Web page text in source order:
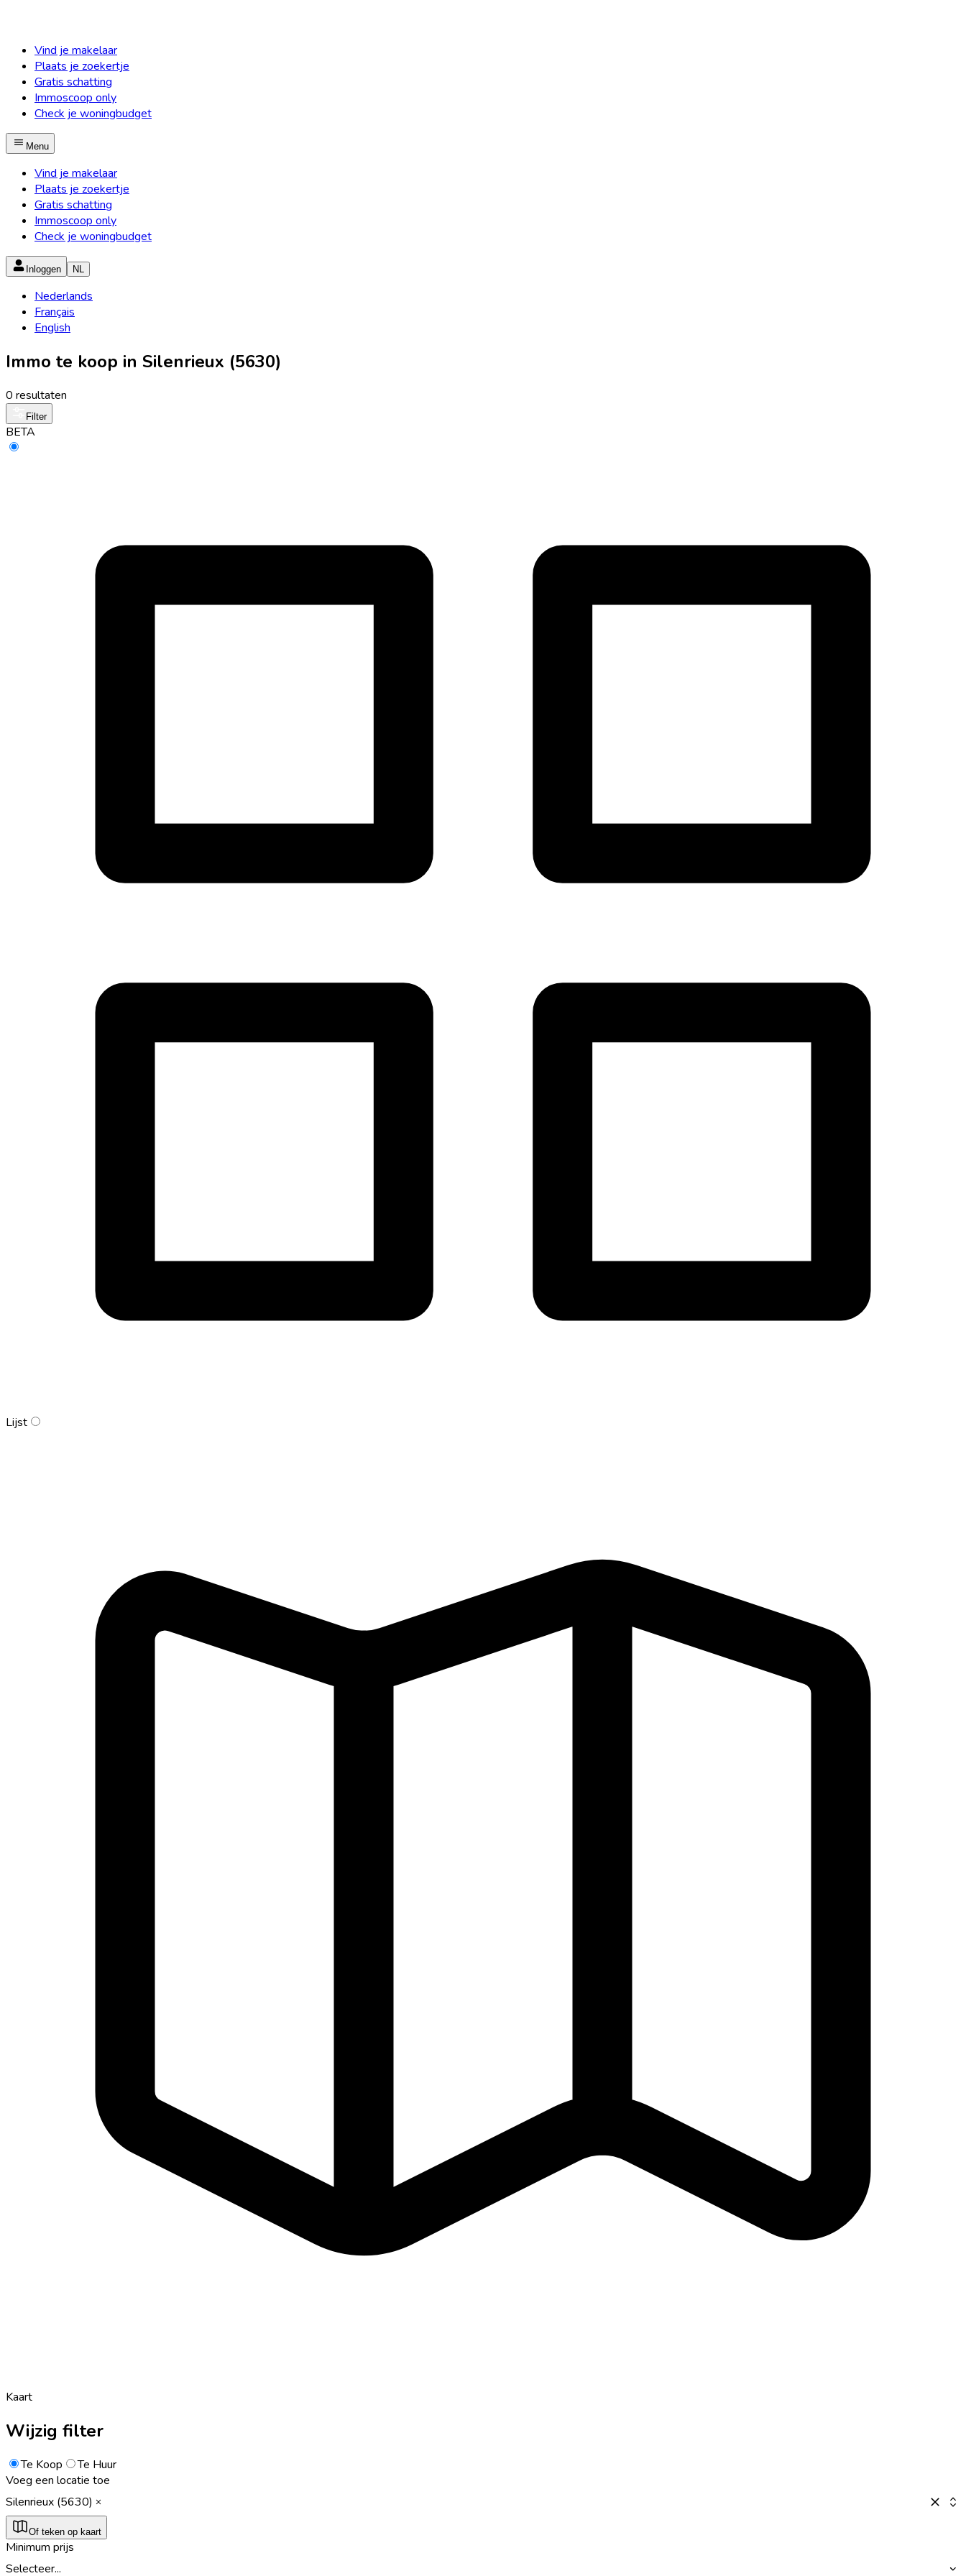
Vind je makelaar
Plaats je zoekertje
Gratis schatting
Immoscoop only
Check je woningbudget
Menu
Vind je makelaar
Plaats je zoekertje
Gratis schatting
Immoscoop only
Check je woningbudget
Inloggen NL
Nederlands
Français
English
Immo te koop in Silenrieux (5630)
0 resultaten
Filter
BETA
Lijst
Kaart
Wijzig filter
Te Koop
Te Huur
Voeg een locatie toe
Silenrieux (5630)
Of teken op kaart
Minimum prijs
Selecteer...